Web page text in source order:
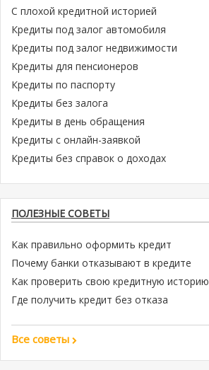
С плохой кредитной историей
Кредиты под залог автомобиля
Кредиты под залог недвижимости
Кредиты для пенсионеров
Кредиты по паспорту
Кредиты без залога
Кредиты в день обращения
Кредиты с онлайн-заявкой
Кредиты без справок о доходах
ПОЛЕЗНЫЕ СОВЕТЫ
Как правильно оформить кредит
Почему банки отказывают в кредите
Как проверить свою кредитную историю
Где получить кредит без отказа
Все советы